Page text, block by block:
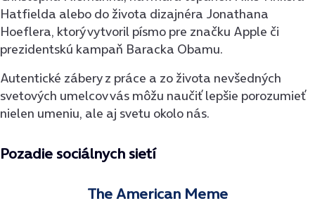
Hatfielda alebo do života dizajnéra Jonathana
Hoeflera, ktorý vytvoril písmo pre značku Apple či
prezidentskú kampaň Baracka Obamu.
Autentické zábery z práce a zo života nevšedných
svetových umelcov vás môžu naučiť lepšie porozumieť
nielen umeniu, ale aj svetu okolo nás.
Pozadie sociálnych sietí
The American Meme